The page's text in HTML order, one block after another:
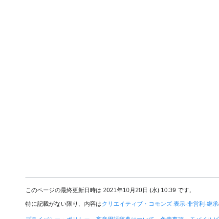
このページの最終更新日時は 2021年10月20日 (水) 10:39 です。
特に記載がない限り、内容はクリエイティブ・コモンズ 表示-非営利-継承